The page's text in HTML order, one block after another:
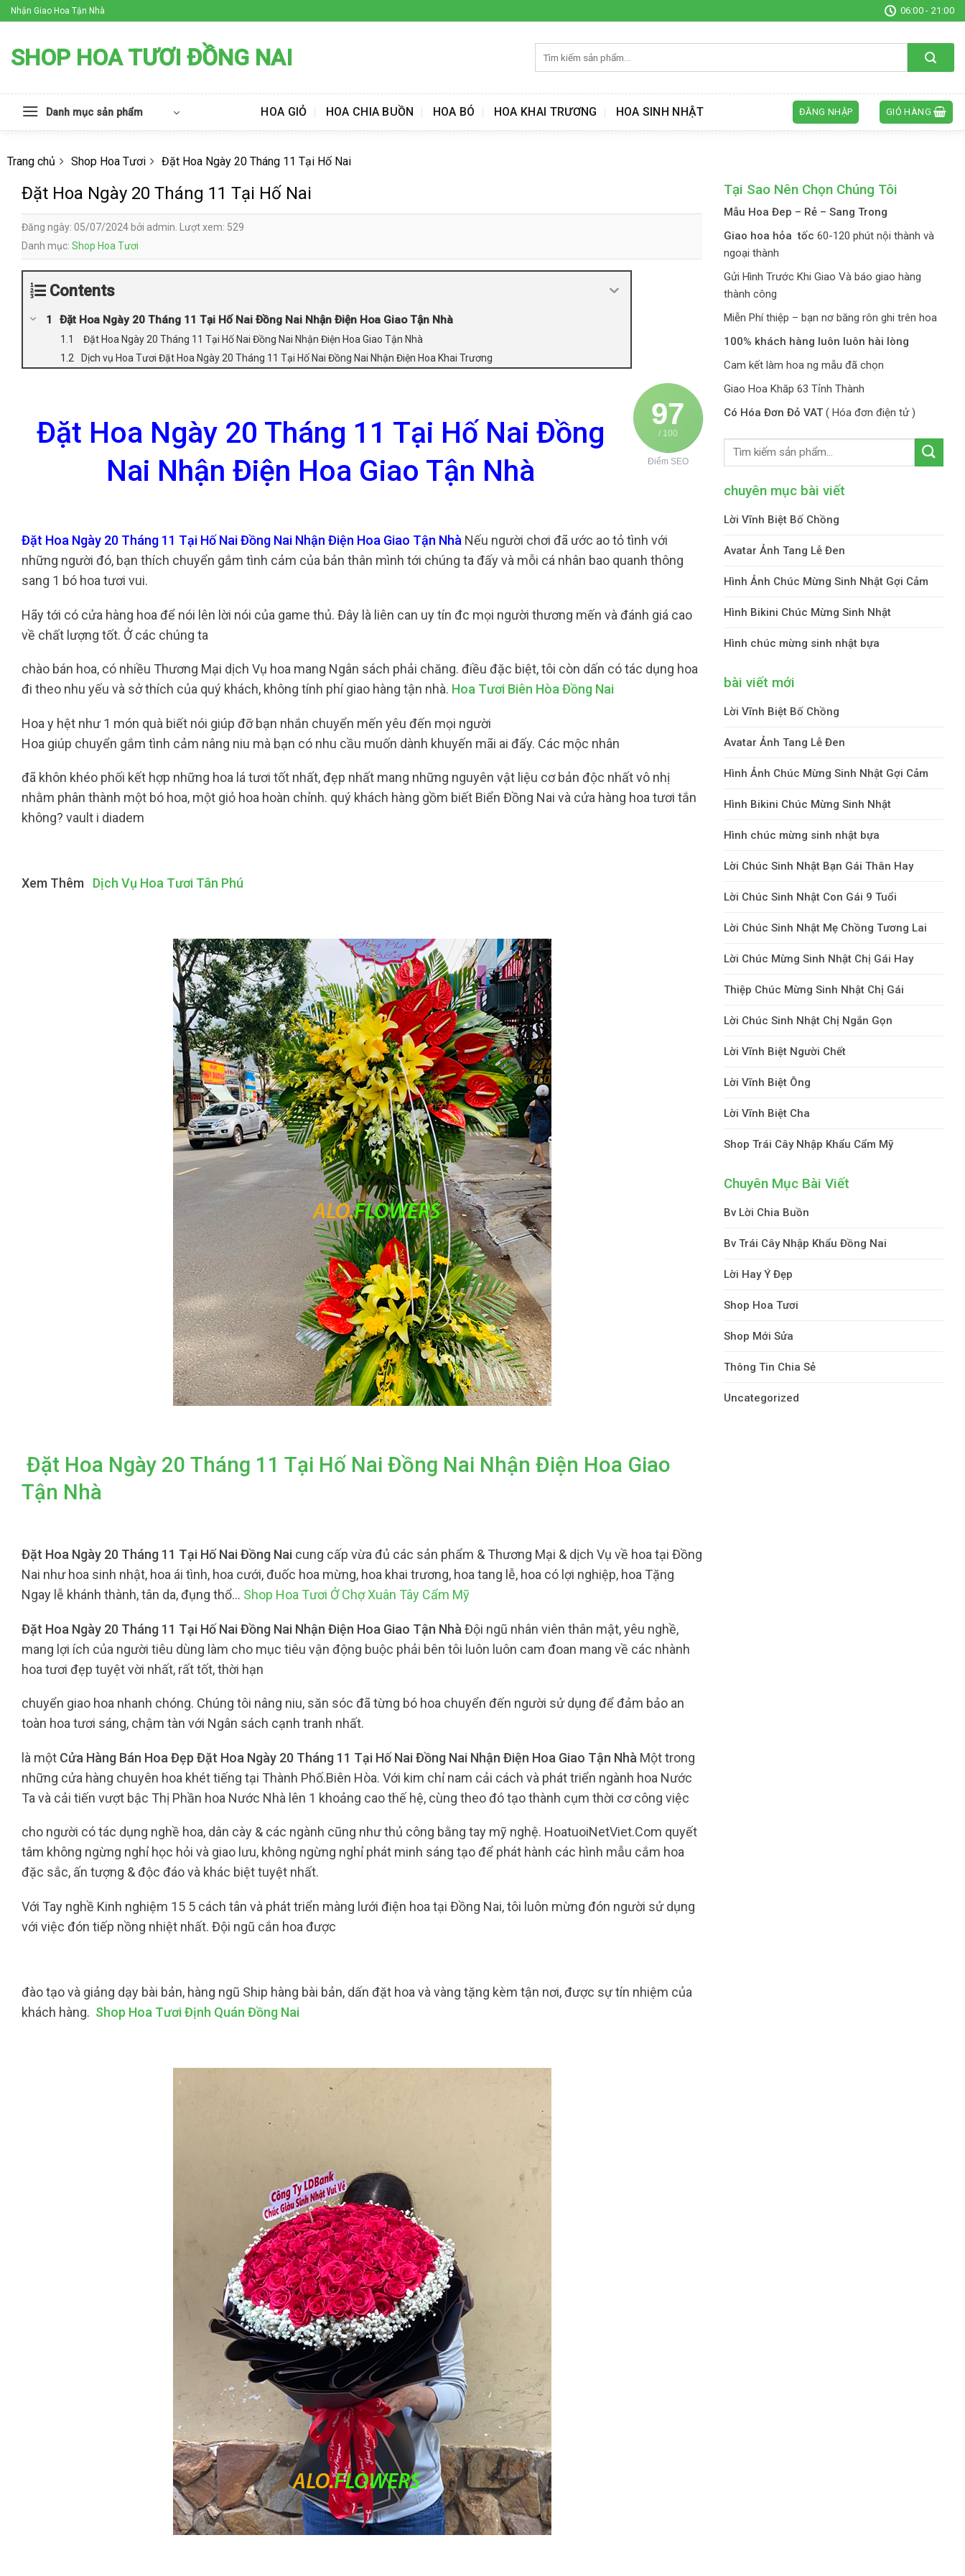
Skip
to
Nhận Giao Hoa Tận Nhà 06:00 - 21:00
SHOP HOA TƯƠI ĐỒNG NAI
kiếm:
Danh mục sản phẩm HOA GIỎ HOA CHIA BUỒN HOA BÓ HOA KHAI TRƯƠNG HOA SINH NHẬT ĐĂNG NHẬP GIỎ HÀNG
Trang chủ Shop Hoa Tươi Đặt Hoa Ngày 20 Tháng 11 Tại Hố Nai
Đặt Hoa Ngày 20 Tháng 11 Tại Hố Nai
Đăng ngày: 05/07/2024 bởi admin. Lượt xem: 529
Danh mục: Shop Hoa Tươi
Contents
Đặt Hoa Ngày 20 Tháng 11 Tại Hố Nai Đồng Nai Nhận Điện Hoa Giao Tận Nhà
Đặt Hoa Ngày 20 Tháng 11 Tại Hố Nai Đồng Nai Nhận Điện Hoa Giao Tận Nhà
Dịch vụ Hoa Tươi Đặt Hoa Ngày 20 Tháng 11 Tại Hố Nai Đồng Nai Nhận Điện Hoa Khai Trương
97
/ 100
Điểm SEO
Đặt Hoa Ngày 20 Tháng 11 Tại Hố Nai Đồng
Nai Nhận Điện Hoa Giao Tận Nhà
Đặt Hoa Ngày 20 Tháng 11 Tại Hố Nai Đồng Nai Nhận Điện Hoa Giao Tận Nhà Nếu người chơi đã ước ao tỏ tình với
những người đó, bạn thích chuyển gắm tình cảm của bản thân mình tới chúng ta đấy và mỗi cá nhân bao quanh thông
sang 1 bó hoa tươi vui.
Hãy tới có cửa hàng hoa để nói lên lời nói của game thủ. Đây là liên can uy tín đc mọi người thương mến và đánh giá cao
về chất lượng tốt. Ở các chúng ta
chào bán hoa, có nhiều Thương Mại dịch Vụ hoa mang Ngân sách phải chăng. điều đặc biệt, tôi còn dấn có tác dụng hoa
đi theo nhu yếu và sở thích của quý khách, không tính phí giao hàng tận nhà. Hoa Tươi Biên Hòa Đồng Nai
Hoa y hệt như 1 món quà biết nói giúp đỡ bạn nhắn chuyển mến yêu đến mọi người
Hoa giúp chuyển gắm tình cảm nâng niu mà bạn có nhu cầu muốn dành khuyến mãi ai đấy. Các mộc nhân
đã khôn khéo phối kết hợp những hoa lá tươi tốt nhất, đẹp nhất mang những nguyên vật liệu cơ bản độc nhất vô nhị
nhằm phân thành một bó hoa, một giỏ hoa hoàn chỉnh. quý khách hàng gồm biết Biển Đồng Nai và cửa hàng hoa tươi tắn
không? vault i diadem
Xem Thêm Dịch Vụ Hoa Tươi Tân Phú
Đặt Hoa Ngày 20 Tháng 11 Tại Hố Nai Đồng Nai Nhận Điện Hoa Giao
Tận Nhà
Đặt Hoa Ngày 20 Tháng 11 Tại Hố Nai Đồng Nai cung cấp vừa đủ các sản phẩm & Thương Mại & dịch Vụ về hoa tại Đồng
Nai như hoa sinh nhật, hoa ái tình, hoa cưới, đuốc hoa mừng, hoa khai trương, hoa tang lễ, hoa có lợi nghiệp, hoa Tặng
Ngay lễ khánh thành, tân da, đụng thổ… Shop Hoa Tươi Ở Chợ Xuân Tây Cẩm Mỹ
Đặt Hoa Ngày 20 Tháng 11 Tại Hố Nai Đồng Nai Nhận Điện Hoa Giao Tận Nhà Đội ngũ nhân viên thân mật, yêu nghề,
mang lợi ích của người tiêu dùng làm cho mục tiêu vận động buộc phải bên tôi luôn luôn cam đoan mang về các nhành
hoa tươi đẹp tuyệt vời nhất, rất tốt, thời hạn
chuyển giao hoa nhanh chóng. Chúng tôi nâng niu, săn sóc đã từng bó hoa chuyển đến người sử dụng để đảm bảo an
toàn hoa tươi sáng, chậm tàn với Ngân sách cạnh tranh nhất.
là một Cửa Hàng Bán Hoa Đẹp Đặt Hoa Ngày 20 Tháng 11 Tại Hố Nai Đồng Nai Nhận Điện Hoa Giao Tận Nhà Một trong
những cửa hàng chuyên hoa khét tiếng tại Thành Phố.Biên Hòa. Với kim chỉ nam cải cách và phát triển ngành hoa Nước
Ta và cải tiến vượt bậc Thị Phần hoa Nước Nhà lên 1 khoảng cao thế hệ, cùng theo đó tạo thành cụm thời cơ công việc
cho người có tác dụng nghề hoa, dân cày & các ngành cũng như thủ công bằng tay mỹ nghệ. HoatuoiNetViet.Com quyết
tâm không ngừng nghỉ học hỏi và giao lưu, không ngừng nghỉ phát minh sáng tạo để phát hành các hình mẫu cắm hoa
đặc sắc, ấn tượng & độc đáo và khác biệt tuyệt nhất.
Với Tay nghề Kinh nghiệm 15 5 cách tân và phát triển màng lưới điện hoa tại Đồng Nai, tôi luôn mừng đón người sử dụng
với việc đón tiếp nồng nhiệt nhất. Đội ngũ cắn hoa được
đào tạo và giảng dạy bài bản, hàng ngũ Ship hàng bài bản, dấn đặt hoa và vàng tặng kèm tận nơi, được sự tín nhiệm của
khách hàng. Shop Hoa Tươi Định Quán Đồng Nai
Tại Sao Nên Chọn Chúng Tôi
Mẫu Hoa Đep – Rẻ – Sang Trong
Giao hoa hỏa tốc 60-120 phút nội thành và
ngoại thành
Gửi Hình Trước Khi Giao Và báo giao hàng
thành công
Miễn Phí thiệp – bạn nơ băng rôn ghi trên hoa
100% khách hàng luôn luôn hài lòng
Cam kết làm hoa ng mẫu đã chọn
Giao Hoa Khăp 63 Tỉnh Thành
Có Hóa Đơn Đỏ VAT ( Hóa đơn điện tử )
chuyên mục bài viết
Lời Vĩnh Biệt Bố Chồng
Avatar Ảnh Tang Lễ Đen
Hình Ảnh Chúc Mừng Sinh Nhật Gợi Cảm
Hình Bikini Chúc Mừng Sinh Nhật
Hình chúc mừng sinh nhật bựa
bài viết mới
Lời Vĩnh Biệt Bố Chồng
Avatar Ảnh Tang Lễ Đen
Hình Ảnh Chúc Mừng Sinh Nhật Gợi Cảm
Hình Bikini Chúc Mừng Sinh Nhật
Hình chúc mừng sinh nhật bựa
Lời Chúc Sinh Nhật Bạn Gái Thân Hay
Lời Chúc Sinh Nhật Con Gái 9 Tuổi
Lời Chúc Sinh Nhật Mẹ Chồng Tương Lai
Lời Chúc Mừng Sinh Nhật Chị Gái Hay
Thiệp Chúc Mừng Sinh Nhật Chị Gái
Lời Chúc Sinh Nhật Chị Ngắn Gọn
Lời Vĩnh Biệt Người Chết
Lời Vĩnh Biệt Ông
Lời Vĩnh Biệt Cha
Shop Trái Cây Nhập Khẩu Cẩm Mỹ
Chuyên Mục Bài Viết
Bv Lời Chia Buồn
Bv Trái Cây Nhập Khẩu Đồng Nai
Lời Hay Ý Đẹp
Shop Hoa Tươi
Shop Mới Sửa
Thông Tin Chia Sẻ
Uncategorized